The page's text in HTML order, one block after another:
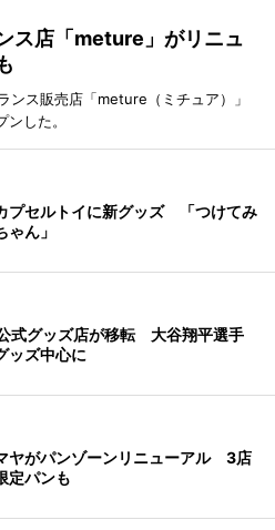
ス店「meture」がリニュ
ンス販売店「meture（ミチュア）」
した。
プセルトイに新グッズ 「つけてみ
ゃん」
式グッズ店が移転 大谷翔平選手
ッズ中心に
ヤがパンゾーンリニューアル 3店
定パンも